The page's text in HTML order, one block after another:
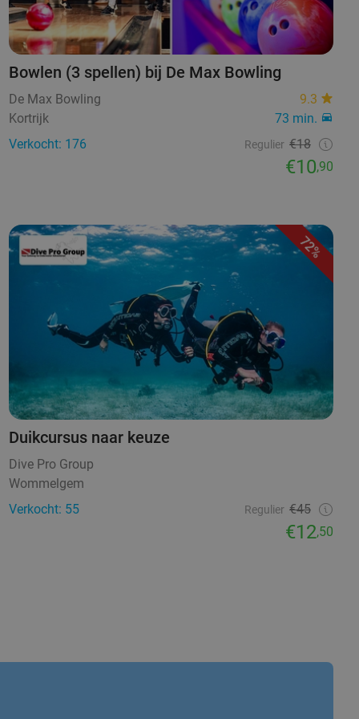
Bowlen (3 spellen) bij De Max Bowling
De Max Bowling
9.3
Kortrijk
73 min.
Verkocht: 176
Regulier €18
€10,90
72%
Duikcursus naar keuze
Dive Pro Group
Wommelgem
Verkocht: 55
Regulier €45
€12,50